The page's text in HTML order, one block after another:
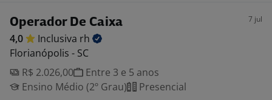
Operador De Caixa 7 jul
4,0 Inclusiva rh
Florianópolis - SC
R$ 2.026,00
Entre 3 e 5 anos
Ensino Médio (2º Grau)
Presencial